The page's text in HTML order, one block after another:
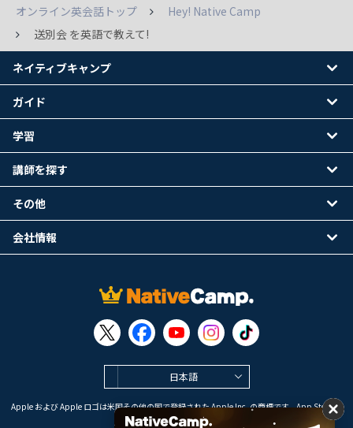
オンライン英会話トップ
Hey! Native Camp
送別会 を英語で教えて!
日本語
Apple および Apple ロゴは米国その他の国で登録された Apple Inc. の商標です。App Store は
Apple Inc. のサービスマークです。
ネイティブキャンプ
ガイド
学習
講師を探す
その他
会社情報